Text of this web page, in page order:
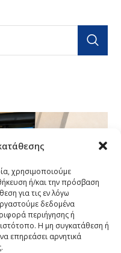
χρησιμοποιούμε
ή/και την πρόσβαση
για τις εν λόγω
δεδομένα
περιήγησης ή
Η μη συγκατάθεση ή
επηρεάσει αρνητικά
Πέργκολας